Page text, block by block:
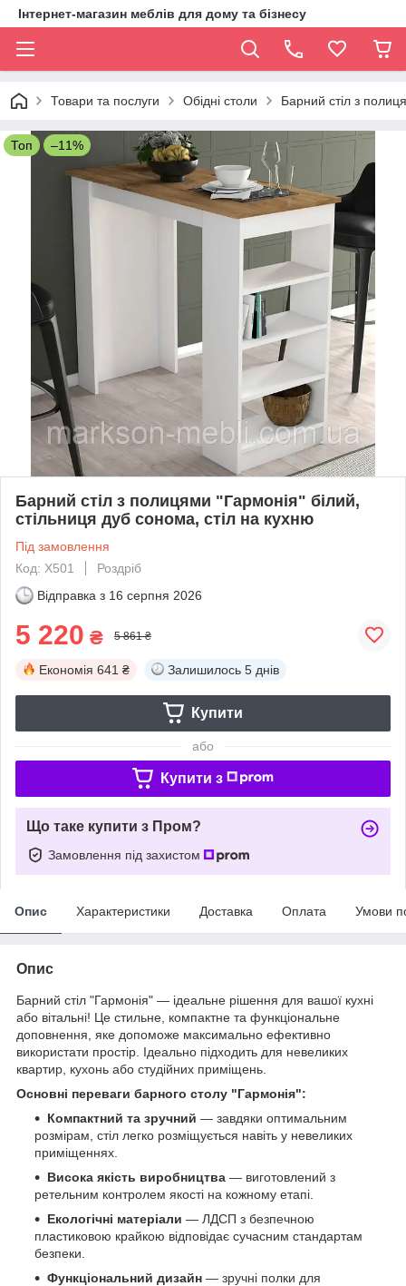
Інтернет-магазин меблів для дому та бізнесу
Товари та послуги Обідні столи Барний стіл з
Топ –11%
Барний стіл з полицями "Гармонія" білий,
стільниця дуб сонома, стіл на кухню
Під замовлення
Код: X501
Роздріб
Відправка з 16 серпня 2026
5 220 ₴ 5 861 ₴
Економія 641 ₴ Залишилось 5 днів
Купити
або
Купити з
Що таке купити з Пром?
Замовлення під захистом
Опис Характеристики Доставка Оплата Умови
Опис
Барний стіл "Гармонія" — ідеальне рішення для вашої кухні
або вітальні! Це стильне, компактне та функціональне
доповнення, яке допоможе максимально ефективно
використати простір. Ідеально підходить для невеликих
квартир, кухонь або студійних приміщень.
Основні переваги барного столу "Гармонія":
Компактний та зручний — завдяки оптимальним
розмірам, стіл легко розміщується навіть у невеликих
приміщеннях.
Висока якість виробництва — виготовлений з
ретельним контролем якості на кожному етапі.
Екологічні матеріали — ЛДСП з безпечною
пластиковою крайкою відповідає сучасним стандартам
безпеки.
Функціональний дизайн — зручні полки для